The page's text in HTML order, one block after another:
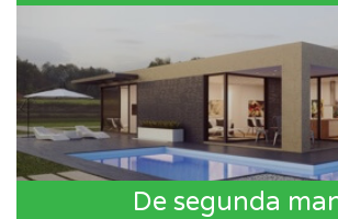
De segunda